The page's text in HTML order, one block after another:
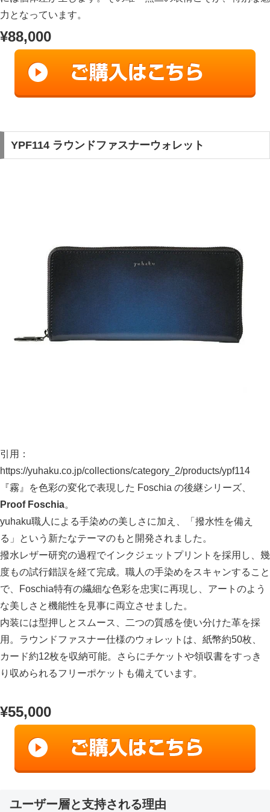
力となっています。
¥88,000
YPF114 ラウンドファスナーウォレット
引用：
https://yuhaku.co.jp/collections/category_2/products/ypf114
『霧』を色彩の変化で表現した Foschia の後継シリーズ、
Proof Foschia。
yuhaku職人による手染めの美しさに加え、「撥水性を備え
る」という新たなテーマのもと開発されました。
撥水レザー研究の過程でインクジェットプリントを採用し、幾
度もの試行錯誤を経て完成。職人の手染めをスキャンすること
で、Foschia特有の繊細な色彩を忠実に再現し、アートのよう
な美しさと機能性を見事に両立させました。
内装には型押しとスムース、二つの質感を使い分けた革を採
用。ラウンドファスナー仕様のウォレットは、紙幣約50枚、
カード約12枚を収納可能。さらにチケットや領収書をすっき
り収められるフリーポケットも備えています。
¥55,000
ユーザー層と支持される理由